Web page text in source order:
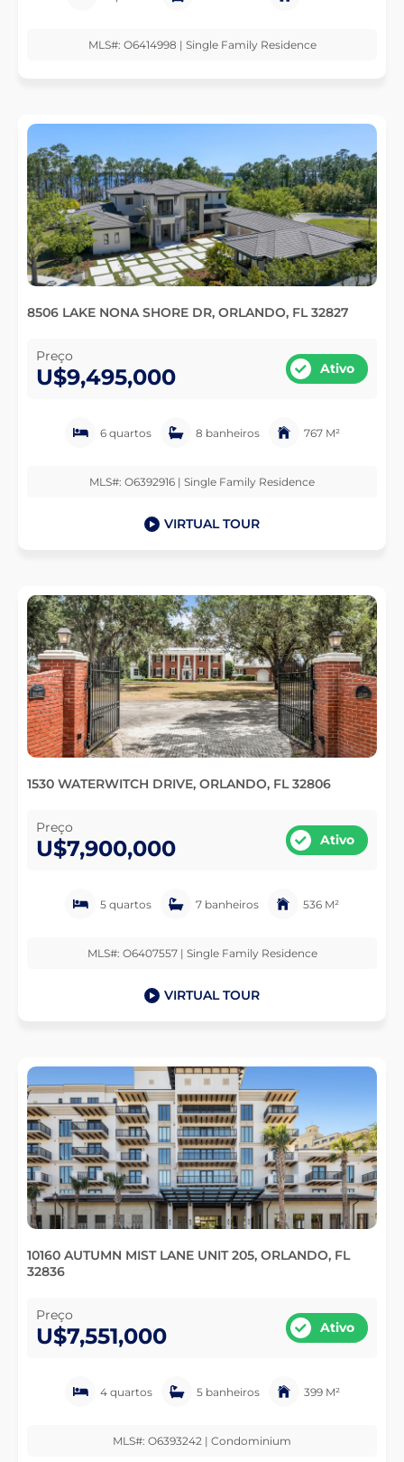
MLS#: O6414998 | Single Family Residence
8506 LAKE NONA SHORE DR, ORLANDO, FL 32827
Preço
U$9,495,000 Ativo
6 quartos 8 banheiros 767 M²
MLS#: O6392916 | Single Family Residence
VIRTUAL TOUR
1530 WATERWITCH DRIVE, ORLANDO, FL 32806
Preço
U$7,900,000 Ativo
5 quartos 7 banheiros 536 M²
MLS#: O6407557 | Single Family Residence
VIRTUAL TOUR
10160 AUTUMN MIST LANE UNIT 205, ORLANDO, FL
32836
Preço
U$7,551,000 Ativo
4 quartos 5 banheiros 399 M²
MLS#: O6393242 | Condominium